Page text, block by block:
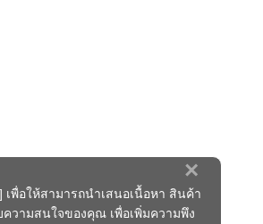
×
เพื่อให้สามารถนำเสนอเนื้อหา สินค้า
วามสนใจของคุณ เพื่อเพิ่มความพึง